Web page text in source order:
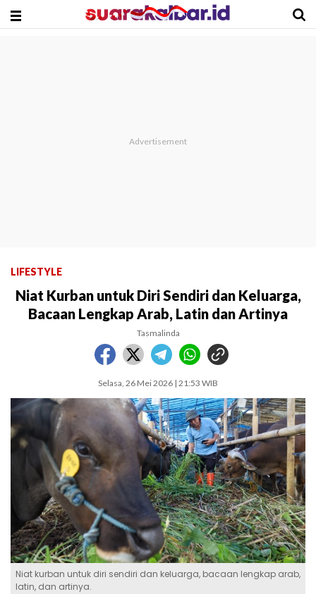
LIFESTYLE
Niat Kurban untuk Diri Sendiri dan Keluarga,
Bacaan Lengkap Arab, Latin dan Artinya
Tasmalinda
Selasa, 26 Mei 2026 | 21:53 WIB
Niat kurban untuk diri sendiri dan keluarga, bacaan lengkap arab,
latin, dan artinya.